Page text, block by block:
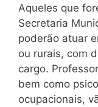
Aqueles que
Secretaria
poderão atuar
ou rurais, com
cargo.
bem como
ocupacionais,